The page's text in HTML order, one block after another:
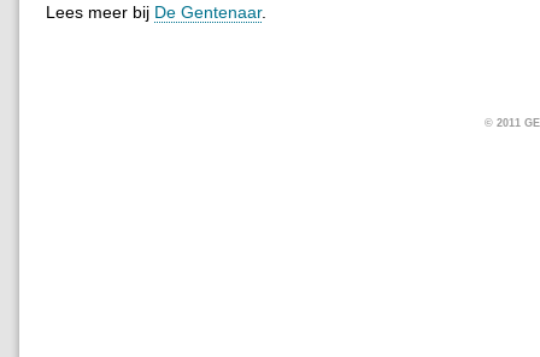
Lees meer bij De Gentenaar.
© 2011